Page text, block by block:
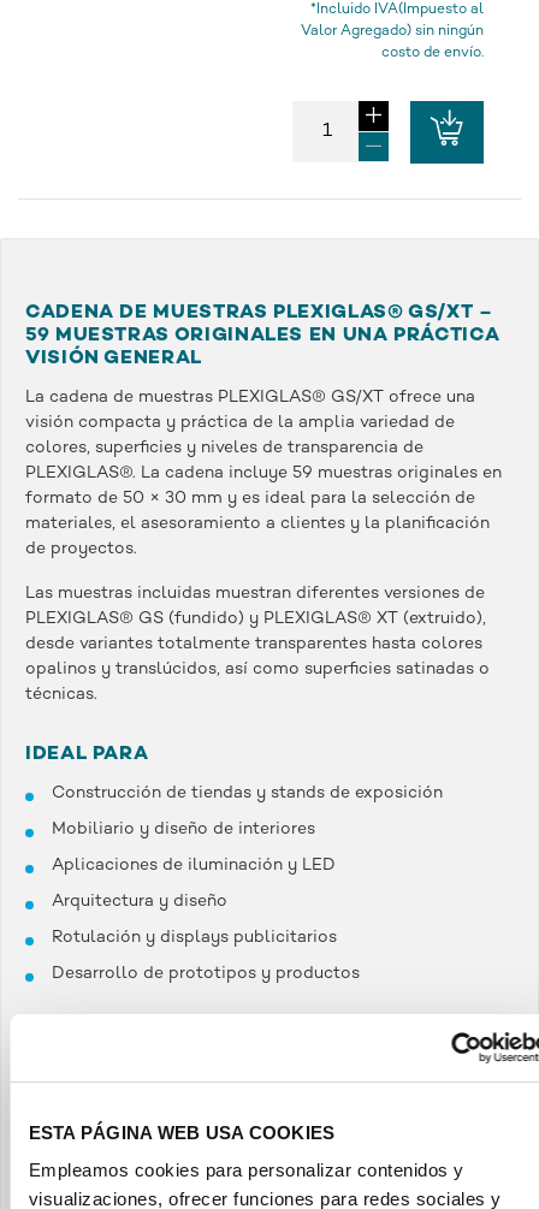
ESTA PÁGINA WEB USA COOKIES
Empleamos cookies para personalizar contenidos y
visualizaciones, ofrecer funciones para redes sociales y
*Incluido IVA(Impuesto al
Valor Agregado) sin ningún
costo de envío.
CADENA DE MUESTRAS PLEXIGLAS® GS/XT –
59 MUESTRAS ORIGINALES EN UNA PRÁCTICA
VISIÓN GENERAL
La cadena de muestras PLEXIGLAS® GS/XT ofrece una
visión compacta y práctica de la amplia variedad de
colores, superficies y niveles de transparencia de
PLEXIGLAS®. La cadena incluye 59 muestras originales en
formato de 50 × 30 mm y es ideal para la selección de
materiales, el asesoramiento a clientes y la planificación
de proyectos.
Las muestras incluidas muestran diferentes versiones de
PLEXIGLAS® GS (fundido) y PLEXIGLAS® XT (extruido),
desde variantes totalmente transparentes hasta colores
opalinos y translúcidos, así como superficies satinadas o
técnicas.
IDEAL PARA
Construcción de tiendas y stands de exposición
Mobiliario y diseño de interiores
Aplicaciones de iluminación y LED
Arquitectura y diseño
Rotulación y displays publicitarios
Desarrollo de prototipos y productos
proyecto y ayuda a seleccionar el material adecuado para